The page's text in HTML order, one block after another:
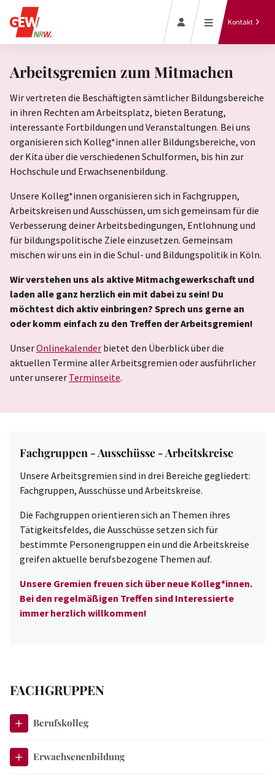
Kontakt
'forum'
Termine
Jetzt Mitglied
Arbeitsgremien zum Mitmachen
Wir vertreten die Beschäftigten sämtlicher Bildungsbereiche
in ihren Rechten am Arbeitsplatz, bieten Beratung,
interessante Fortbildungen und Veranstaltungen. Bei uns
organisieren sich Kolleg*innen aller Bildungsbereiche, von
der Kita über die verschiedenen Schulformen, bis hin zur
Hochschule und Erwachsenenbildung.
Unsere Kolleg*innen organisieren sich in Fachgruppen,
Arbeitskreisen und Ausschüssen, um sich gemeinsam für die
Verbesserung deiner Arbeitsbedingungen, Entlohnung und
für bildungspolitische Ziele einzusetzen. Gemeinsam
mischen wir uns ein in die Schul- und Bildungspolitik in Köln.
Wir verstehen uns als aktive Mitmachgewerkschaft und
laden alle ganz herzlich ein mit dabei zu sein! Du
möchtest dich aktiv einbringen? Sprech uns gerne an
oder komm einfach zu den Treffen der Arbeitsgremien!
UnserOnlinekalender bietet den Überblick über die
aktuellen Termine aller Arbeitsgremien oder ausführlicher
unter unserer Terminseite.
Fachgruppen - Ausschüsse - Arbeitskreise
Unsere Arbeitsgremien sind in drei Bereiche gegliedert:
Fachgruppen, Ausschüsse und Arbeitskreise.
Die Fachgruppen orientieren sich an Themen ihres
Tätigkeitsfeldes, die Ausschüsse setzen sich für
bestimmte Personengruppen ein und die Arbeitskreise
greifen aktuelle berufsbezogene Themen auf.
Unsere Gremien freuen sich über neue Kolleg*innen.
Bei den regelmäßigen Treffen sind Interessierte
immer herzlich willkommen!
FACHGRUPPEN
Berufskolleg
Erwachsenenbildung